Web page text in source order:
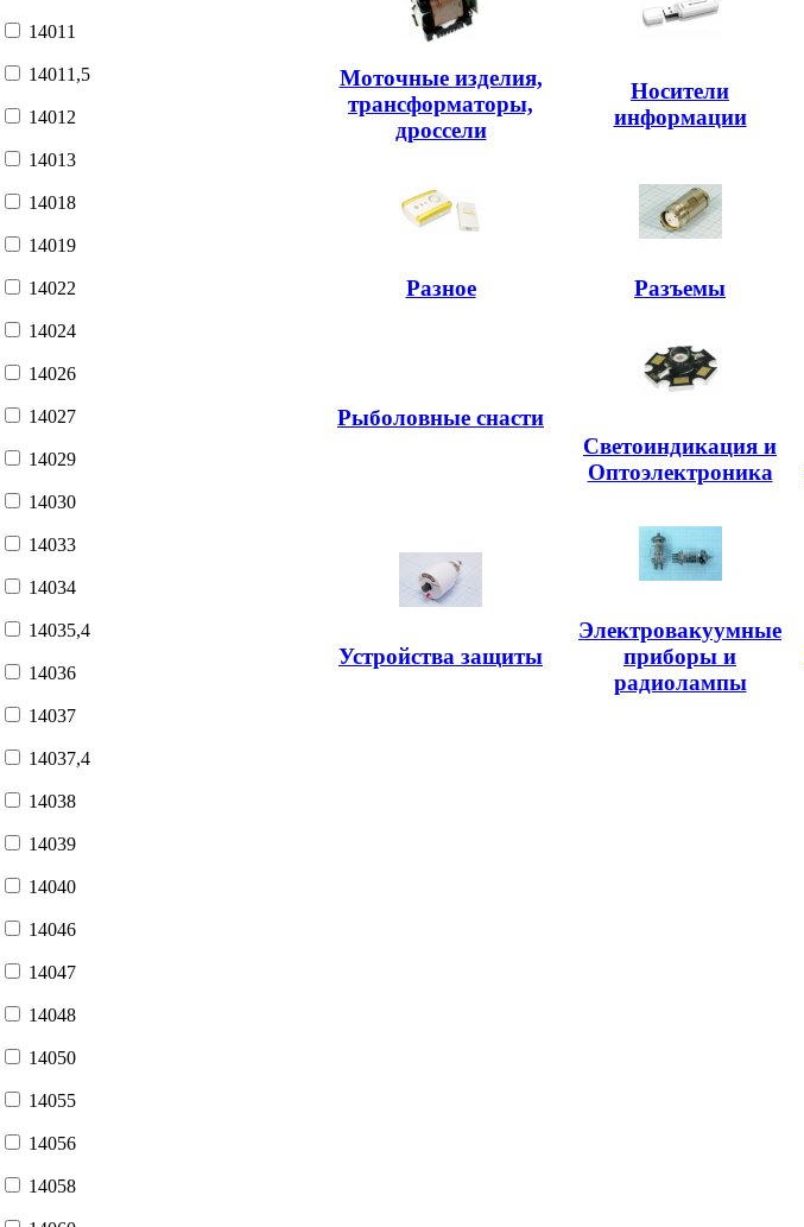
14011
14011,5
14012
14013
14018
14019
14022
14024
14026
14027
14029
14030
14033
14034
14035,4
14036
14037
14037,4
14038
14039
14040
14046
14047
14048
14050
14055
14056
14058
Моточные изделия,
трансформаторы,
дроссели
Носители
информации
Разное Разъемы
Рыболовные снасти
Светоиндикация и
Оптоэлектроника
Устройства защиты
Электровакуумные
приборы и
радиолампы